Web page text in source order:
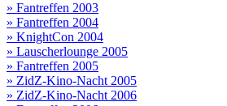
» Fantreffen 2003
» Fantreffen 2004
» KnightCon 2004
» Lauscherlounge 2005
» Fantreffen 2005
» ZidZ-Kino-Nacht 2005
» ZidZ-Kino-Nacht 2006